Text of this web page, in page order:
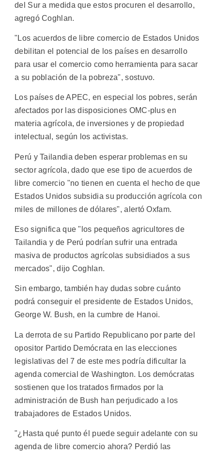
del Sur a medida que estos procuren el desarrollo,
agregó Coghlan.
"Los acuerdos de libre comercio de Estados Unidos
debilitan el potencial de los países en desarrollo
para usar el comercio como herramienta para sacar
a su población de la pobreza", sostuvo.
Los países de APEC, en especial los pobres, serán
afectados por las disposiciones OMC-plus en
materia agrícola, de inversiones y de propiedad
intelectual, según los activistas.
Perú y Tailandia deben esperar problemas en su
sector agrícola, dado que ese tipo de acuerdos de
libre comercio "no tienen en cuenta el hecho de que
Estados Unidos subsidia su producción agrícola con
miles de millones de dólares", alertó Oxfam.
Eso significa que "los pequeños agricultores de
Tailandia y de Perú podrían sufrir una entrada
masiva de productos agrícolas subsidiados a sus
mercados", dijo Coghlan.
Sin embargo, también hay dudas sobre cuánto
podrá conseguir el presidente de Estados Unidos,
George W. Bush, en la cumbre de Hanoi.
La derrota de su Partido Republicano por parte del
opositor Partido Demócrata en las elecciones
legislativas del 7 de este mes podría dificultar la
agenda comercial de Washington. Los demócratas
sostienen que los tratados firmados por la
administración de Bush han perjudicado a los
trabajadores de Estados Unidos.
"¿Hasta qué punto él puede seguir adelante con su
agenda de libre comercio ahora? Perdió las